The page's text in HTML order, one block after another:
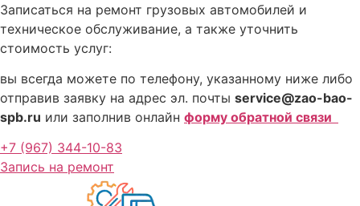
Записаться на ремонт грузовых автомобилей и
техническое обслуживание, а также уточнить
стоимость услуг:
вы всегда можете по телефону, указанному ниже либо
отправив заявку на адрес эл. почты service@zao-bao-
spb.ru или заполнив онлайн форму обратной связи
+7 (967) 344-10-83
Запись на ремонт